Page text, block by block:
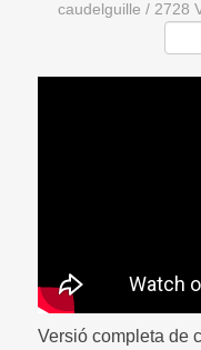
caudelguille /2728
Versió completa de